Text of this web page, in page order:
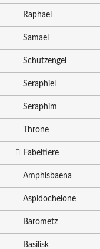
Raphael
Samael
Schutzengel
Seraphiel
Seraphim
Throne
Fabeltiere
Amphisbaena
Aspidochelone
Barometz
Basilisk